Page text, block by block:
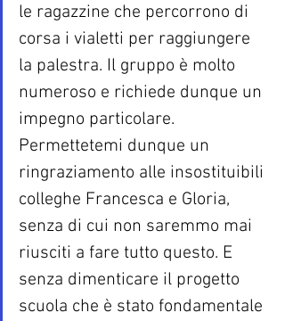
le ragazzine che percorrono di
corsa i vialetti per raggiungere
la palestra. Il gruppo è molto
numeroso e richiede dunque un
impegno particolare.
Permettetemi dunque un
ringraziamento alle insostituibili
colleghe Francesca e Gloria,
senza di cui non saremmo mai
riusciti a fare tutto questo. E
senza dimenticare il progetto
scuola che è stato fondamentale